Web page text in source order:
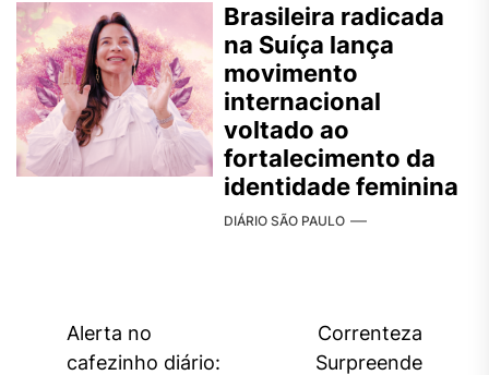
Brasileira radicada
na Suíça lança
movimento
internacional
voltado ao
fortalecimento da
identidade feminina
DIÁRIO SÃO PAULO
Navegação
Alerta no
cafezinho diário:
Correnteza
Surpreende